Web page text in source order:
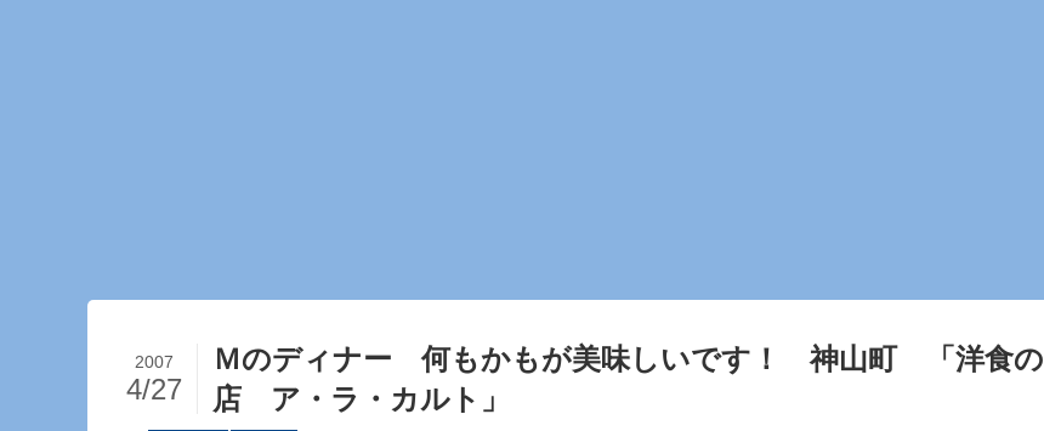
Ｍのディナー 何もかもが美味しいです！ 神山町 「洋食の
店 ア・ラ・カルト」
2007
4/27